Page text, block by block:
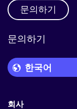
문의하기
문의하기
Language Picker
회사